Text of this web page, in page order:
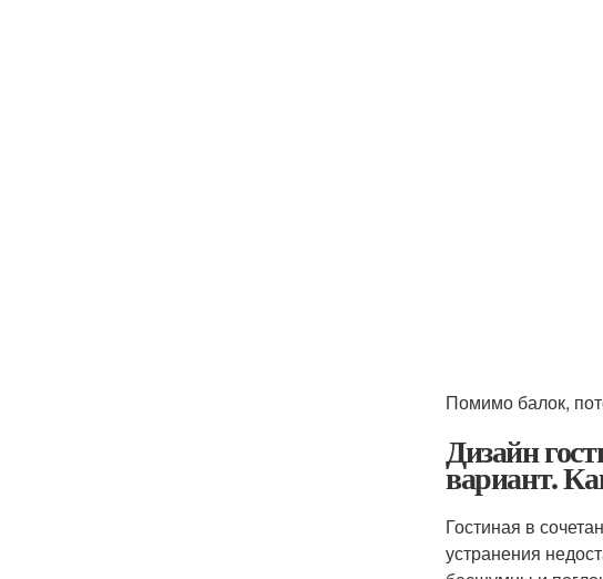
Помимо балок,
Дизайн
вариант.
Гостиная в
устранения